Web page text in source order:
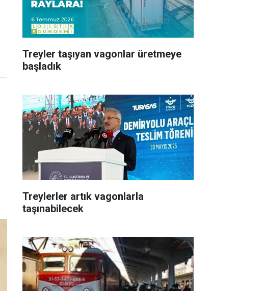
Treyler taşıyan vagonlar üretmeye
başladık
Treylerler artık vagonlarla
taşınabilecek